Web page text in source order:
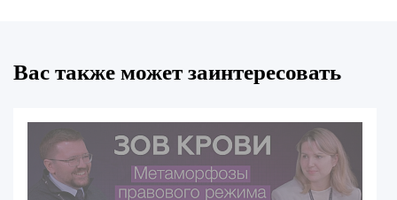
Вас также может заинтересовать